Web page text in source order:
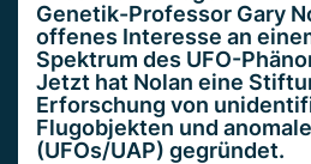
Genetik-Professor Gary
offenes Interesse an
Spektrum des UFO-
Jetzt hat Nolan eine
Erforschung von
Flugobjekten und
(UFOs/UAP) gegründet.